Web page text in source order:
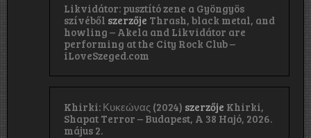
Likvidátor: pusztító zene a Gyöngyös
szívéből szerzője Thrash, black metal, and
howling – Akela and Likvidátor are
performing at the City Rock Club –
iLoveSzeged.com
Khirki: Κ​υ​κ​ε​ώ​ν​α​ς (2024) szerzője Khirki,
Shapat Terror – Budapest, A 38 Hajó, 2026.
május 2.